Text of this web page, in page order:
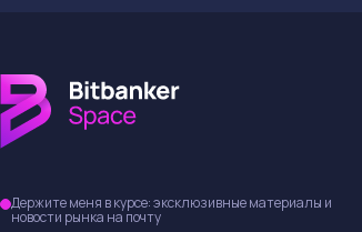
Держите меня в курсе: эксклюзивные материалы и
новости рынка на почту